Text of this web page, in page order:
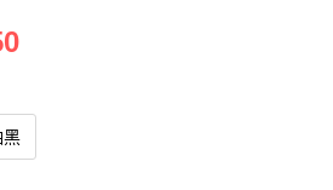
黑